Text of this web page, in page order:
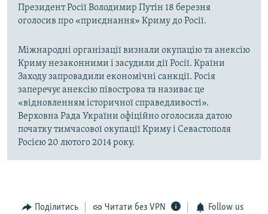
Президент Росії Володимир Путін 18 березня
оголосив про «приєднання» Криму до Росії.
Міжнародні організації визнали окупацію та анексію
Криму незаконними і засудили дії Росії. Країни
Заходу запровадили економічні санкції. Росія
заперечує анексію півострова та називає це
«відновленням історичної справедливості».
Верховна Рада України офіційно оголосила датою
початку тимчасової окупації Криму і Севастополя
Росією 20 лютого 2014 року.
Поділитись Читати без VPN Follow us